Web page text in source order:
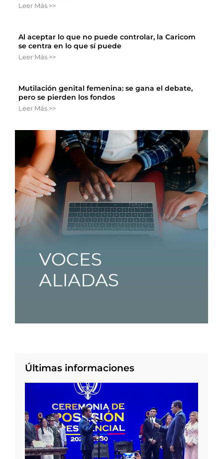
Leer Más >>
Al aceptar lo que no puede controlar, la Caricom
se centra en lo que sí puede
Leer Más >>
Mutilación genital femenina: se gana el debate,
pero se pierden los fondos
Leer Más >>
Últimas informaciones